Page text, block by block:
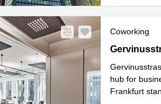
Coworking
hub for
Frankfurt